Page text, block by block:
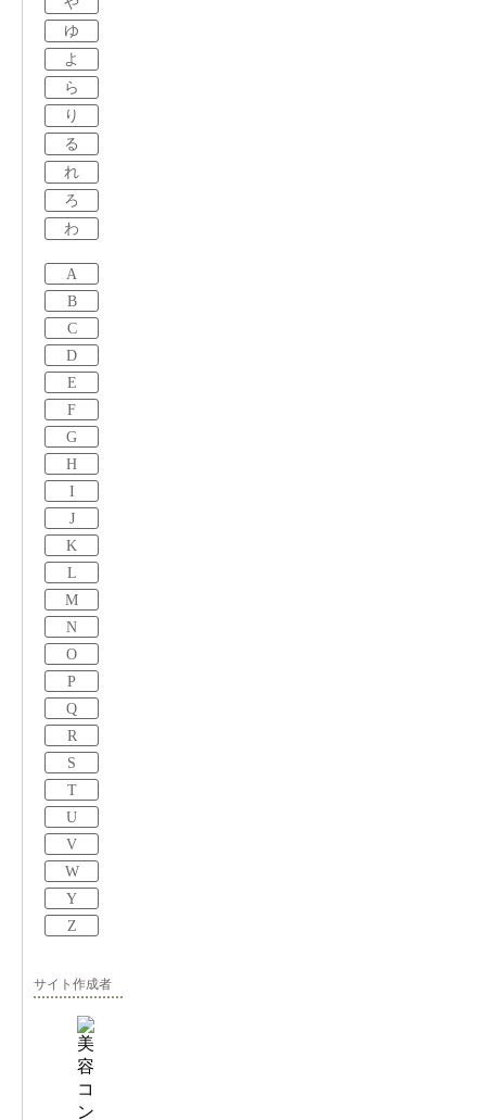
ゆ
よ
ら
り
る
れ
ろ
わ
A
B
C
D
E
F
G
H
I
J
K
L
M
N
O
P
Q
R
S
T
U
V
W
Y
Z
サイト作成者